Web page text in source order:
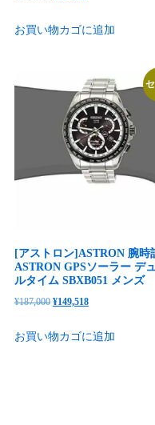
価
¥203,500
た。
の
は
¥167,300
で
す。
お買い物カゴに追加
[アストロン]ASTRON 腕時
ASTRON GPSソーラー デ
ルタイム SBXB051 メンズ
¥187,000 元
価
¥149,518現
の
お買い物カゴに追加